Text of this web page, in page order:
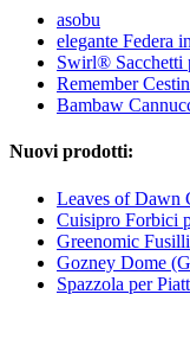
asobu
elegante Federa
Swirl® Sacchetti
Remember
Bambaw
Nuovi prodotti:
Leaves of Dawn
Cuisipro Forbici
Greenomic
Gozney Dome
Spazzola per